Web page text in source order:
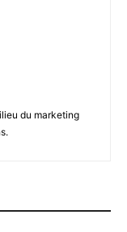
du marketing